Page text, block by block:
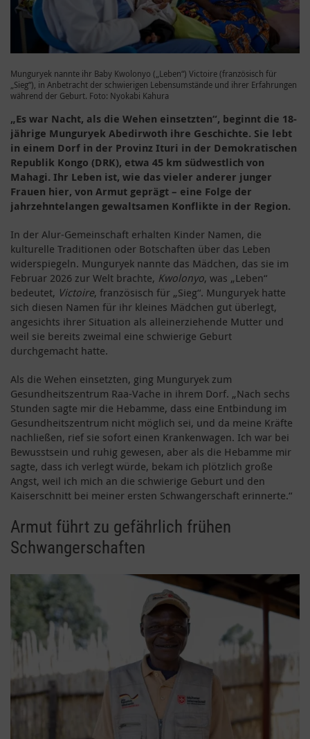
Munguryek nannte ihr Baby Kwolonyo („Leben“) Victoire (französisch für
„Sieg“), in Anbetracht der schwierigen Lebensumstände und ihrer Erfahrungen
während der Geburt. Foto: Nyokabi Kahura
„Es war Nacht, als die Wehen einsetzten“, beginnt die 18-
jährige Munguryek Abedirwoth ihre Geschichte. Sie lebt
in einem Dorf in der Provinz Ituri in der Demokratischen
Republik Kongo (DRK), etwa 45 km südwestlich von
Mahagi. Ihr Leben ist, wie das vieler anderer junger
Frauen hier, von Armut geprägt – eine Folge der
jahrzehntelangen gewaltsamen Konflikte in der Region.
In der Alur-Gemeinschaft erhalten Kinder Namen, die
kulturelle Traditionen oder Botschaften über das Leben
widerspiegeln. Munguryek nannte das Mädchen, das sie im
Februar 2026 zur Welt brachte, Kwolonyo, was „Leben“
bedeutet, Victoire, französisch für „Sieg“. Munguryek hatte
sich diesen Namen für ihr kleines Mädchen gut überlegt,
angesichts ihrer Situation als alleinerziehende Mutter und
weil sie bereits zweimal eine schwierige Geburt
durchgemacht hatte.
Als die Wehen einsetzten, ging Munguryek zum
Gesundheitszentrum Raa-Vache in ihrem Dorf. „Nach sechs
Stunden sagte mir die Hebamme, dass eine Entbindung im
Gesundheitszentrum nicht möglich sei, und da meine Kräfte
nachließen, rief sie sofort einen Krankenwagen. Ich war bei
Bewusstsein und ruhig gewesen, aber als die Hebamme mir
sagte, dass ich verlegt würde, bekam ich plötzlich große
Angst, weil ich mich an die schwierige Geburt und den
Kaiserschnitt bei meiner ersten Schwangerschaft erinnerte.“
Armut führt zu gefährlich frühen
Schwangerschaften